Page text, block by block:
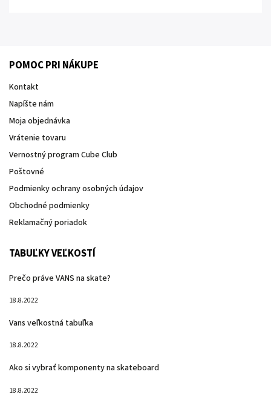
POMOC PRI NÁKUPE
Kontakt
Napíšte nám
Moja objednávka
Vrátenie tovaru
Vernostný program Cube Club
Poštovné
Podmienky ochrany osobných údajov
Obchodné podmienky
Reklamačný poriadok
TABUĽKY VEĽKOSTÍ
Prečo práve VANS na skate?
18.8.2022
Vans veľkostná tabuľka
18.8.2022
Ako si vybrať komponenty na skateboard
18.8.2022